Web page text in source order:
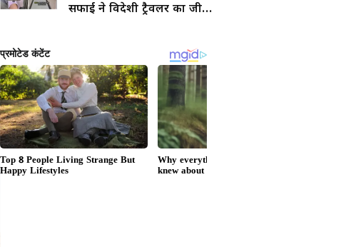
सफाई ने विदेशी ट्रैवलर का जीता